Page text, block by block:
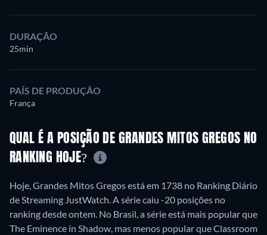
DURAÇÃO
25min
PAÍS DE PRODUÇÃO
França
QUAL É A POSIÇÃO DE GRANDES MITOS GREGOS NO
RANKING HOJE?
Hoje, Grandes Mitos Gregos está em 1738 no Ranking Diário
de Streaming JustWatch. A série caiu -20 posições no
ranking desde ontem. No Brasil, a série está mais popular que
The Eminence in Shadow, mas menos popular que Classroom